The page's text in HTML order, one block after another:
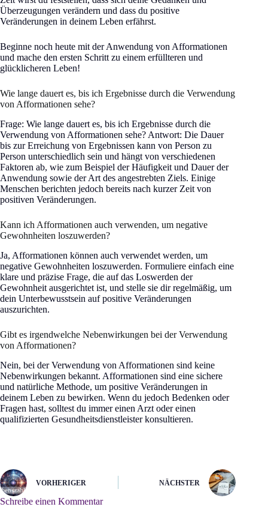
Überzeugungen verändern und dass du positive
Veränderungen in deinem Leben erfährst.
Beginne noch heute mit der Anwendung von Afformationen
und mache den ersten Schritt zu einem erfüllteren und
glücklicheren Leben!
Wie lange dauert es, bis ich Ergebnisse durch die Verwendung
von Afformationen sehe?
Frage: Wie lange dauert es, bis ich Ergebnisse durch die
Verwendung von Afformationen sehe? Antwort: Die Dauer
bis zur Erreichung von Ergebnissen kann von Person zu
Person unterschiedlich sein und hängt von verschiedenen
Faktoren ab, wie zum Beispiel der Häufigkeit und Dauer der
Anwendung sowie der Art des angestrebten Ziels. Einige
Menschen berichten jedoch bereits nach kurzer Zeit von
positiven Veränderungen.
Kann ich Afformationen auch verwenden, um negative
Gewohnheiten loszuwerden?
Ja, Afformationen können auch verwendet werden, um
negative Gewohnheiten loszuwerden. Formuliere einfach eine
klare und präzise Frage, die auf das Loswerden der
Gewohnheit ausgerichtet ist, und stelle sie dir regelmäßig, um
dein Unterbewusstsein auf positive Veränderungen
auszurichten.
Gibt es irgendwelche Nebenwirkungen bei der Verwendung
von Afformationen?
Nein, bei der Verwendung von Afformationen sind keine
Nebenwirkungen bekannt. Afformationen sind eine sichere
und natürliche Methode, um positive Veränderungen in
deinem Leben zu bewirken. Wenn du jedoch Bedenken oder
Fragen hast, solltest du immer einen Arzt oder einen
qualifizierten Gesundheitsdienstleister konsultieren.
VORHERIGER NÄCHSTER
Schreibe einen Kommentar